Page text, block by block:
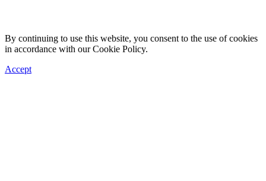
By continuing to use this website, you consent to the use of cookies
in accordance with our Cookie Policy.
Accept